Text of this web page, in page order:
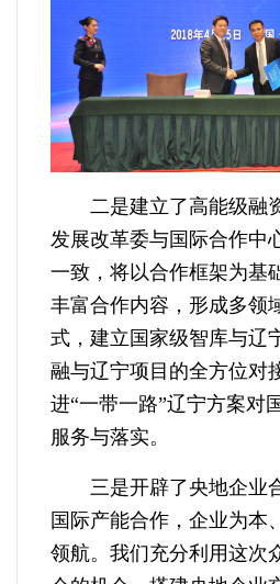
二是建立了高能级融
发展改革委与国际合作中
一致，将以合作框架为基
丰富合作内容，形成多领
式，建立国家级智库与辽
融与辽宁项目的全方位对
进“一带一路”辽宁方案对
服务与落实。
三是开辟了央地企业
国际产能合作，企业为本
领航。我们充分利用这次